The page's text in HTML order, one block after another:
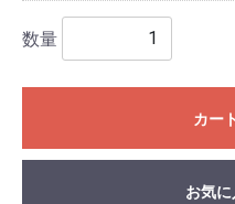
数量
カー
お気